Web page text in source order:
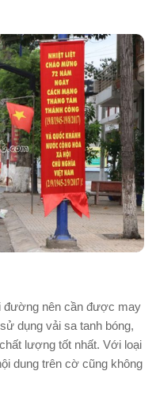
đường nên cần được may
dụng vải sa tanh bóng,
lượng tốt nhất. Với loại
dung trên cờ cũng không